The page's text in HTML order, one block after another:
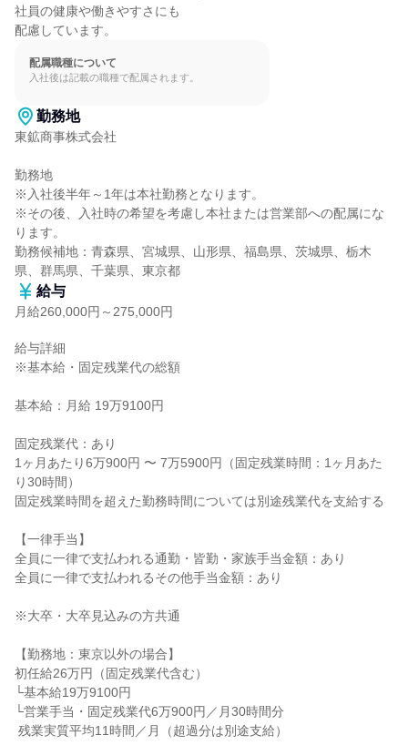
社員の健康や働きやすさにも
配慮しています。
配属職種について
入社後は記載の職種で配属されます。
勤務地
東鉱商事株式会社
勤務地
※入社後半年～1年は本社勤務となります。
※その後、入社時の希望を考慮し本社または営業部への配属にな
ります。
勤務候補地：青森県、宮城県、山形県、福島県、茨城県、栃木
県、群馬県、千葉県、東京都
給与
月給260,000円～275,000円
給与詳細
※基本給・固定残業代の総額
基本給：月給 19万9100円
固定残業代：あり
1ヶ月あたり6万900円 〜 7万5900円（固定残業時間：1ヶ月あた
り30時間）
固定残業時間を超えた勤務時間については別途残業代を支給する
【一律手当】
全員に一律で支払われる通勤・皆勤・家族手当金額：あり
全員に一律で支払われるその他手当金額：あり
※大卒・大卒見込みの方共通
【勤務地：東京以外の場合】
初任給26万円（固定残業代含む）
└基本給19万9100円
└営業手当・固定残業代6万900円／月30時間分